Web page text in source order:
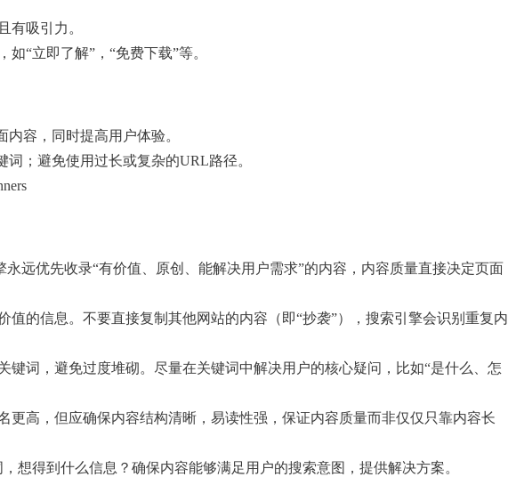
有吸引力。
“立即了解”，“免费下载”等。
容，同时提高用户体验。
；避免使用过长或复杂的URL路径。
远优先收录“有价值、原创、能解决用户需求”的内容，内容质量直接决定页面
值的信息。不要直接复制其他网站的内容（即“抄袭”），搜索引擎会识别重复内
键词，避免过度堆砌。尽量在关键词中解决用户的核心疑问，比如“是什么、怎
更高，但应确保内容结构清晰，易读性强，保证内容质量而非仅仅只靠内容长
想得到什么信息？确保内容能够满足用户的搜索意图，提供解决方案。